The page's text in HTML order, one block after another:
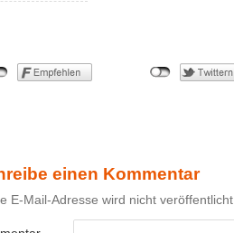
einen Kommentar
E-Mail-Adresse wird nicht veröffentlicht.